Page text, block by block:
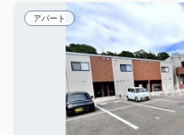
アパート